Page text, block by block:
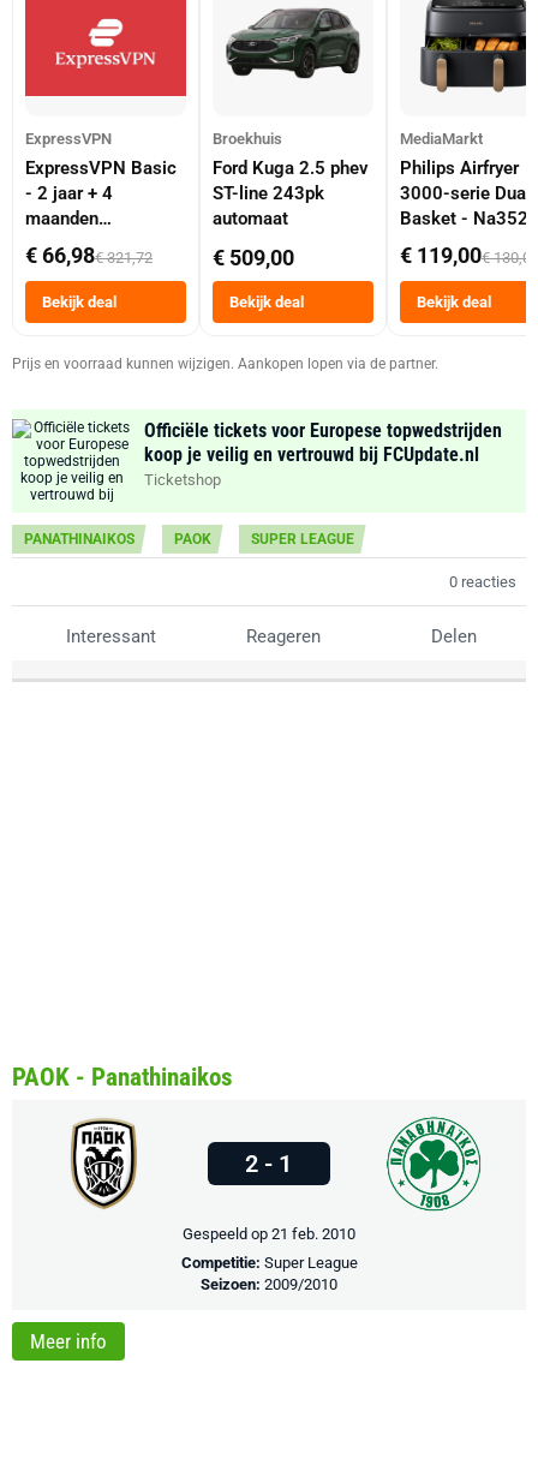
ExpressVPN
ExpressVPN Basic
- 2 jaar + 4
maanden
abonnement
€ 66,98€ 321,72
Bekijk deal
Broekhuis
Ford Kuga 2.5 phev
ST-line 243pk
automaat
€ 509,00
Bekijk deal
MediaMarkt
Philips Airfryer
3000-serie Dual
Basket -
Dubbele Mand 9
Tot 6 Personen
Heteluchtfriteuse
Zwart
€ 119,00€ 130,00
Bekijk deal
Prijs en voorraad kunnen wijzigen. Aankopen lopen via de partner.
Officiële tickets voor Europese topwedstrijden
koop je veilig en vertrouwd bij FCUpdate.nl
Ticketshop
PANATHINAIKOS PAOK SUPER LEAGUE
0 reacties
Interessant Reageren Delen
PAOK - Panathinaikos
2 - 1
Gespeeld op 21 feb. 2010
Competitie: Super League
Seizoen: 2009/2010
Meer info